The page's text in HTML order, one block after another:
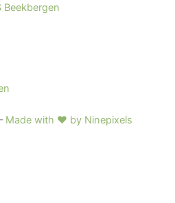
Beekbergen
Made with ♥ by Ninepixels